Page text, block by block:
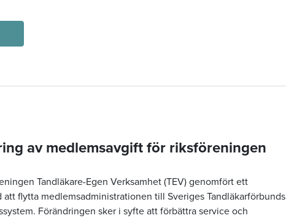
av medlemsavgift för riksföreningen
Tandläkare-Egen Verksamhet (TEV) genomfört ett
flytta medlemsadministrationen till Sveriges Tandläkarförbunds
Förändringen sker i syfte att förbättra service och